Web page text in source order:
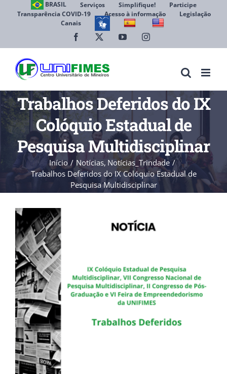
BRASIL Serviços Simplifique!
Participe
Transparência COVID-19
Acesso à informação
Legislação
Canais
Facebook YouTubeInstagram
Trabalhos Deferidos do IX
Colóquio Estadual de
Pesquisa Multidisciplinar
Início Notícias Notícias_Trindade
Trabalhos Deferidos do IX Colóquio Estadual de
Pesquisa Multidisciplinar
View
Larger
Image